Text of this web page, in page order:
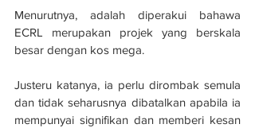
Menurutnya, adalah diperakui bahawa
ECRL merupakan projek yang berskala
besar dengan kos mega.
Justeru katanya, ia perlu dirombak semula
dan tidak seharusnya dibatalkan apabila ia
mempunyai signifikan dan memberi kesan